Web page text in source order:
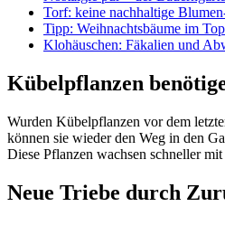
Torf: keine nachhaltige
Tipp: Weihnachtsbäume im
Klohäuschen: Fäkalien und
Kübelpflanzen
Wurden Kübelpflanzen vor dem
können sie wieder den Weg in den
Diese Pflanzen wachsen schneller mit
Neue Triebe durch